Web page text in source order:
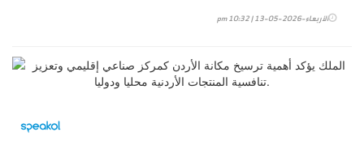
الأربعاء-2026-05-13 | 10:32 pm